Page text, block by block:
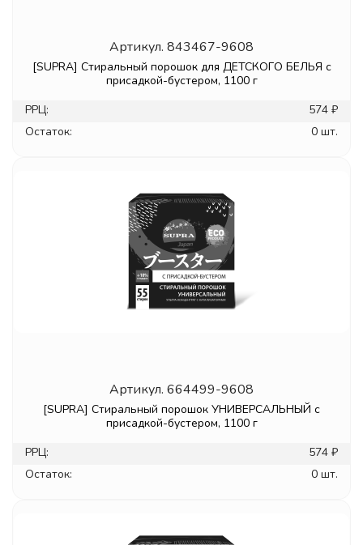
Артикул. 843467-9608
[SUPRA] Стиральный порошок для ДЕТСКОГО БЕЛЬЯ с
присадкой-бустером, 1100 г
РРЦ:
574 ₽
Остаток:
0 шт.
Артикул. 664499-9608
[SUPRA] Стиральный порошок УНИВЕРСАЛЬНЫЙ с
присадкой-бустером, 1100 г
РРЦ:
574 ₽
Остаток:
0 шт.